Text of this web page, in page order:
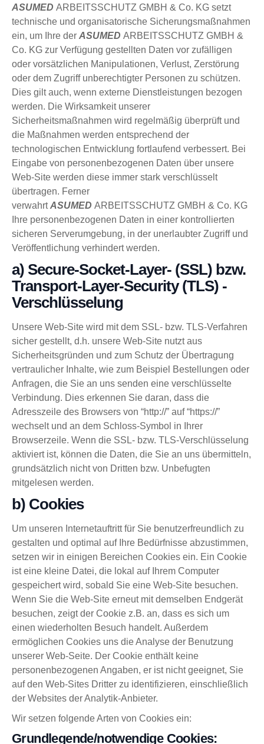
ASUMED ARBEITSSCHUTZ GMBH & Co. KG setzt
technische und organisatorische Sicherungsmaßnahmen
ein, um Ihre der ASUMED ARBEITSSCHUTZ GMBH &
Co. KG zur Verfügung gestellten Daten vor zufälligen
oder vorsätzlichen Manipulationen, Verlust, Zerstörung
oder dem Zugriff unberechtigter Personen zu schützen.
Dies gilt auch, wenn externe Dienstleistungen bezogen
werden. Die Wirksamkeit unserer
Sicherheitsmaßnahmen wird regelmäßig überprüft und
die Maßnahmen werden entsprechend der
technologischen Entwicklung fortlaufend verbessert. Bei
Eingabe von personenbezogenen Daten über unsere
Web-Site werden diese immer stark verschlüsselt
übertragen. Ferner
verwahrtASUMED ARBEITSSCHUTZ GMBH & Co. KG
Ihre personenbezogenen Daten in einer kontrollierten
sicheren Serverumgebung, in der unerlaubter Zugriff und
Veröffentlichung verhindert werden.
a) Secure-Socket-Layer- (SSL) bzw.
Transport-Layer-Security (TLS) -
Verschlüsselung
Unsere Web-Site wird mit dem SSL- bzw. TLS-Verfahren
sicher gestellt, d.h. unsere Web-Site nutzt aus
Sicherheitsgründen und zum Schutz der Übertragung
vertraulicher Inhalte, wie zum Beispiel Bestellungen oder
Anfragen, die Sie an uns senden eine verschlüsselte
Verbindung. Dies erkennen Sie daran, dass die
Adresszeile des Browsers von “http://” auf “https://”
wechselt und an dem Schloss-Symbol in Ihrer
Browserzeile. Wenn die SSL- bzw. TLS-Verschlüsselung
aktiviert ist, können die Daten, die Sie an uns übermitteln,
grundsätzlich nicht von Dritten bzw. Unbefugten
mitgelesen werden.
b) Cookies
Um unseren Internetauftritt für Sie benutzerfreundlich zu
gestalten und optimal auf Ihre Bedürfnisse abzustimmen,
setzen wir in einigen Bereichen Cookies ein. Ein Cookie
ist eine kleine Datei, die lokal auf Ihrem Computer
gespeichert wird, sobald Sie eine Web-Site besuchen.
Wenn Sie die Web-Site erneut mit demselben Endgerät
besuchen, zeigt der Cookie z.B. an, dass es sich um
einen wiederholten Besuch handelt. Außerdem
ermöglichen Cookies uns die Analyse der Benutzung
unserer Web-Seite. Der Cookie enthält keine
personenbezogenen Angaben, er ist nicht geeignet, Sie
auf den Web-Sites Dritter zu identifizieren, einschließlich
der Websites der Analytik-Anbieter.
Wir setzen folgende Arten von Cookies ein:
Grundlegende/notwendige Cookies: